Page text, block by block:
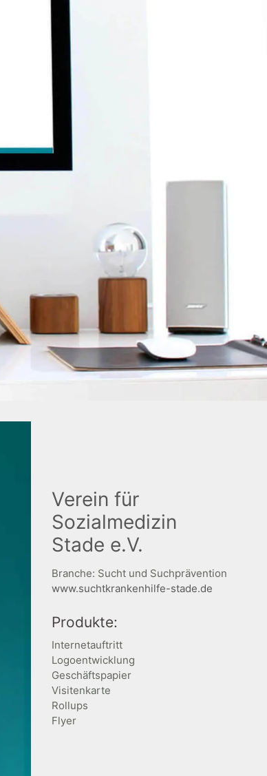
Verein für
Sozialmedizin
Stade e.V.
Branche: Sucht und Suchprävention
www.suchtkrankenhilfe-stade.de
Produkte:
Internetauftritt
Logoentwicklung
Geschäftspapier
Visitenkarte
Rollups
Flyer